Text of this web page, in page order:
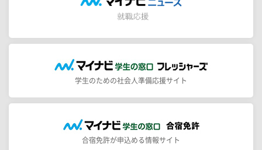
学生のための社会人準備応援サイト
合宿免許が申込める情報サイト